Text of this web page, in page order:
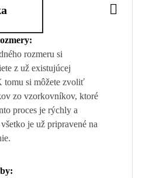
rozmeru si
z už existujúcej
tomu si môžete zvoliť
zo vzorkovníkov, ktoré
proces je rýchly a
je už pripravené na